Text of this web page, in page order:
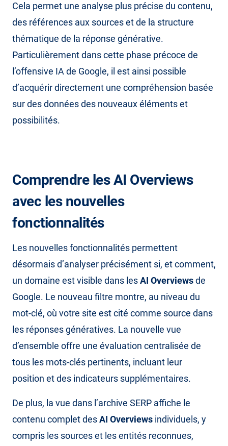
Cela permet une analyse plus précise du contenu,
des références aux sources et de la structure
thématique de la réponse générative.
Particulièrement dans cette phase précoce de
l’offensive IA de Google, il est ainsi possible
d’acquérir directement une compréhension basée
sur des données des nouveaux éléments et
possibilités.
Comprendre les AI Overviews
avec les nouvelles
fonctionnalités
Les nouvelles fonctionnalités permettent
désormais d’analyser précisément si, et comment,
un domaine est visible dans lesAI Overviewsde
Google. Le nouveau filtre montre, au niveau du
mot-clé, où votre site est cité comme source dans
les réponses génératives. La nouvelle vue
d’ensemble offre une évaluation centralisée de
tous les mots-clés pertinents, incluant leur
position et des indicateurs supplémentaires.
De plus, la vue dans l’archive SERP affiche le
contenu complet desAI Overviews individuels, y
compris les sources et les entités reconnues,